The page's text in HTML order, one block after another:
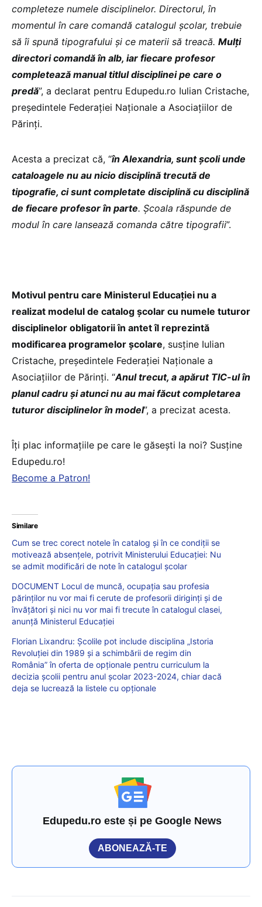
completeze numele disciplinelor. Directorul, în
momentul în care comandă catalogul școlar, trebuie
să îi spună tipografului și ce materii să treacă. Mulți
directori comandă în alb, iar fiecare profesor
completează manual titlul disciplinei pe care o
predă”, a declarat pentru Edupedu.ro Iulian Cristache,
președintele Federației Naționale a Asociațiilor de
Părinți.
Acesta a precizat că, “în Alexandria, sunt școli unde
cataloagele nu au nicio disciplină trecută de
tipografie, ci sunt completate disciplină cu disciplină
de fiecare profesor în parte. Școala răspunde de
modul în care lansează comanda către tipografii”.
Motivul pentru care Ministerul Educației nu a
realizat modelul de catalog școlar cu numele tuturor
disciplinelor obligatorii în antet îl reprezintă
modificarea programelor școlare, susține Iulian
Cristache, președintele Federației Naționale a
Asociațiilor de Părinți. “Anul trecut, a apărut TIC-ul în
planul cadru și atunci nu au mai făcut completarea
tuturor disciplinelor în model”, a precizat acesta.
Îți plac informațiile pe care le găsești la noi? Susține
Edupedu.ro!
Become a Patron!
Similare
Cum se trec corect notele în catalog și în ce condiții se
motivează absențele, potrivit Ministerului Educației: Nu
se admit modificări de note în catalogul școlar
DOCUMENT Locul de muncă, ocupația sau profesia
părinților nu vor mai fi cerute de profesorii diriginți și de
învățători și nici nu vor mai fi trecute în catalogul clasei,
anunță Ministerul Educației
Florian Lixandru: Școlile pot include disciplina „Istoria
Revoluţiei din 1989 şi a schimbării de regim din
România” în oferta de opționale pentru curriculum la
decizia școlii pentru anul școlar 2023-2024, chiar dacă
deja se lucrează la listele cu opționale
Edupedu.ro este și pe Google News
ABONEAZĂ-TE